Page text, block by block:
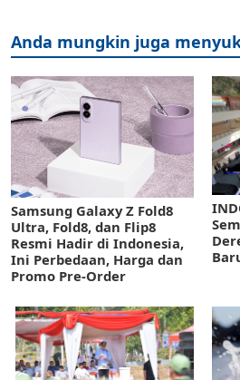
Anda mungkin juga
Samsung Galaxy Z Fold8
Ultra, Fold8, dan Flip8
Resmi Hadir di Indonesia,
Ini Perbedaan, Harga dan
Promo Pre-Order